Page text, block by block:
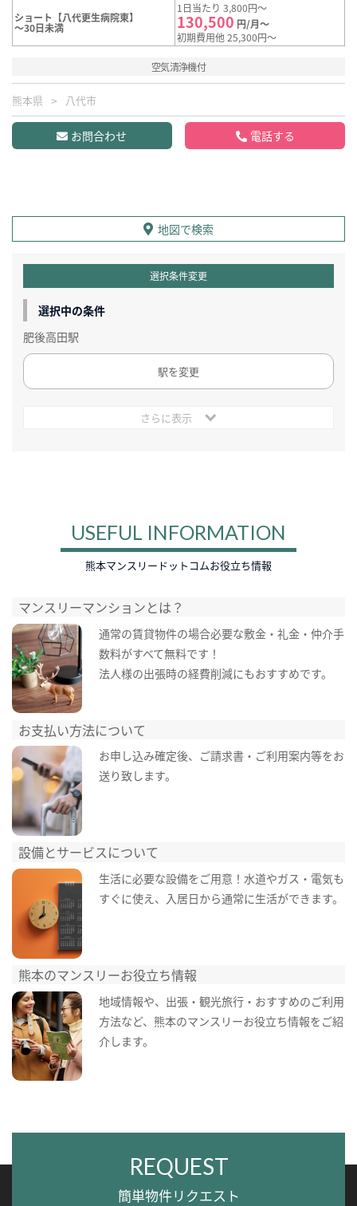
ショート【八代更生病院東】
～30日未満
1日当たり 3,800円～
130,500 円/月～
初期費用他 25,300円～
空気清浄機付
熊本県 八代市
お問合わせ 電話する
地図で検索
選択条件変更
選択中の条件
肥後高田駅
駅を変更
さらに表示
USEFUL INFORMATION
熊本マンスリードットコムお役立ち情報
マンスリーマンションとは？
通常の賃貸物件の場合必要な敷金・礼金・仲介手
数料がすべて無料です！
法人様の出張時の経費削減にもおすすめです。
お支払い方法について
お申し込み確定後、ご請求書・ご利用案内等をお
送り致します。
設備とサービスについて
生活に必要な設備をご用意！水道やガス・電気も
すぐに使え、入居日から通常に生活ができます。
熊本のマンスリーお役立ち情報
地域情報や、出張・観光旅行・おすすめのご利用
方法など、熊本のマンスリーお役立ち情報をご紹
介します。
REQUEST
簡単物件リクエスト